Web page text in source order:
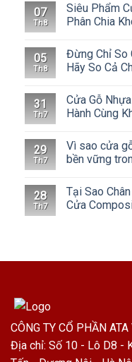
07
Th8
Siêu Phẩm
Phân Chia
05
Th8
Đừng Chỉ So
Hãy So Cả
31
Th7
Cửa Gỗ
Hành Cùng
29
Th7
Vì sao cửa
bền vững
28
Th7
Tại Sao
Cửa
CÔNG TY CỔ PHẦN
Địa chỉ: Số 10 - Lô D8 -